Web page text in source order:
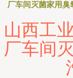
厂车间灭菌家用
山西工
厂车间